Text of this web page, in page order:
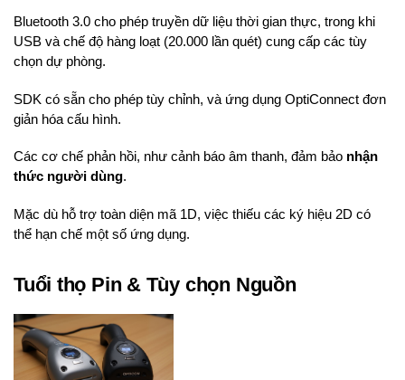
Bluetooth 3.0 cho phép truyền dữ liệu thời gian thực, trong khi
USB và chế độ hàng loạt (20.000 lần quét) cung cấp các tùy
chọn dự phòng.
SDK có sẵn cho phép tùy chỉnh, và ứng dụng OptiConnect đơn
giản hóa cấu hình.
Các cơ chế phản hồi, như cảnh báo âm thanh, đảm bảo nhận
thức người dùng.
Mặc dù hỗ trợ toàn diện mã 1D, việc thiếu các ký hiệu 2D có
thể hạn chế một số ứng dụng.
Tuổi thọ Pin & Tùy chọn Nguồn